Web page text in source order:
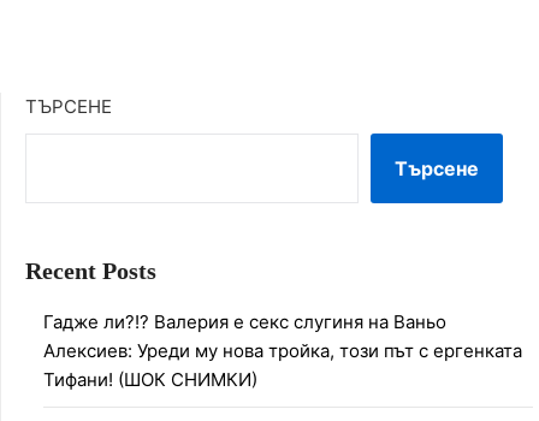
ТЪРСЕНЕ
Търсене
Recent Posts
Гадже ли?!? Валерия е секс слугиня на Ваньо
Алексиев: Уреди му нова тройка, този път с ергенката
Тифани! (ШОК СНИМКИ)